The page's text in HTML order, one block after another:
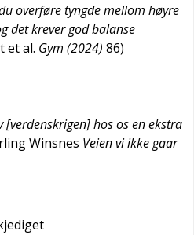
overføre tyngde mellom høyre
det krever god balanse
et al. Gym (2024) 86)
[verdenskrigen] hos os en ekstra
Winsnes Veien vi ikke gaar